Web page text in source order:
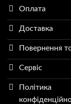
Оплата
Доставка
Повернення
Сервіс
Політика